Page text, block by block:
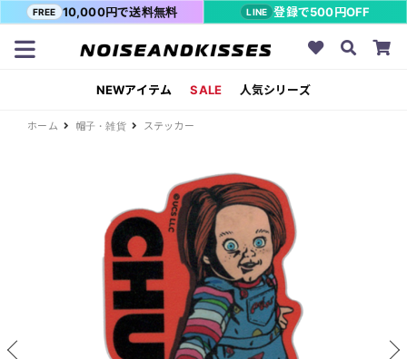
FREE 10,000円で送料無料 LINE 登録で500円OFF
NEWアイテム SALE 人気シリーズ
ホーム 帽子・雑貨 ステッカー